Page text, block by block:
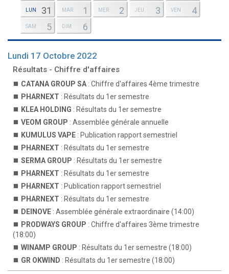
LUN 31 MAR 1 MER 2 JEU 3 VEN 4
SAM 5 DIM 6
Lundi 17 Octobre 2022
Résultats - Chiffre d'affaires
CATANA GROUP SA : Chiffre d'affaires 4ème trimestre
PHARNEXT : Résultats du 1er semestre
KLEA HOLDING : Résultats du 1er semestre
VEOM GROUP : Assemblée générale annuelle
KUMULUS VAPE : Publication rapport semestriel
PHARNEXT : Résultats du 1er semestre
SERMA GROUP : Résultats du 1er semestre
PHARNEXT : Résultats du 1er semestre
PHARNEXT : Publication rapport semestriel
PHARNEXT : Résultats du 1er semestre
DEINOVE : Assemblée générale extraordinaire (14:00)
PRODWAYS GROUP : Chiffre d'affaires 3ème trimestre
(18:00)
WINAMP GROUP : Résultats du 1er semestre (18:00)
GR OKWIND : Résultats du 1er semestre (18:00)